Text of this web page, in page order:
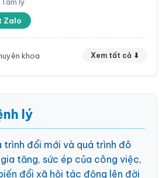
Zalo
khoa Xem tất cả ⬇
lý
trình đổi mới và quá trình đô
tăng, sức ép của công việc,
đổi xã hội tác động lên đời